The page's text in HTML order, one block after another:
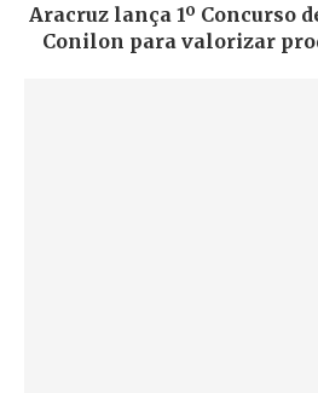
Aracruz lança 1º Concurso
Conilon para valorizar